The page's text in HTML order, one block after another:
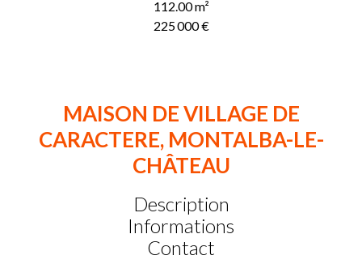
112.00m²
225 000 €
MAISON DE VILLAGE DE
CARACTERE, MONTALBA-LE-
CHÂTEAU
Description
Informations
Contact